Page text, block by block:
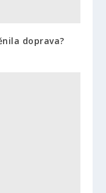
doprava?